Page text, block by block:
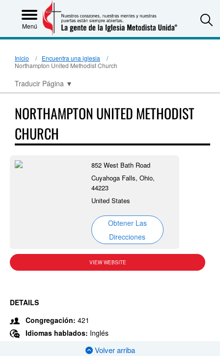
Menú
Inicio
Encuentra una iglesia
Northampton United Methodist Church
Traducir Página ▼
NORTHAMPTON UNITED METHODIST
CHURCH
852 West Bath Road
Cuyahoga Falls, Ohio,
44223
United States
Obtener Las
Direcciones
VIEW WEBSITE
DETAILS
Congregación: 421
Idiomas hablados: Inglés
Volver arriba